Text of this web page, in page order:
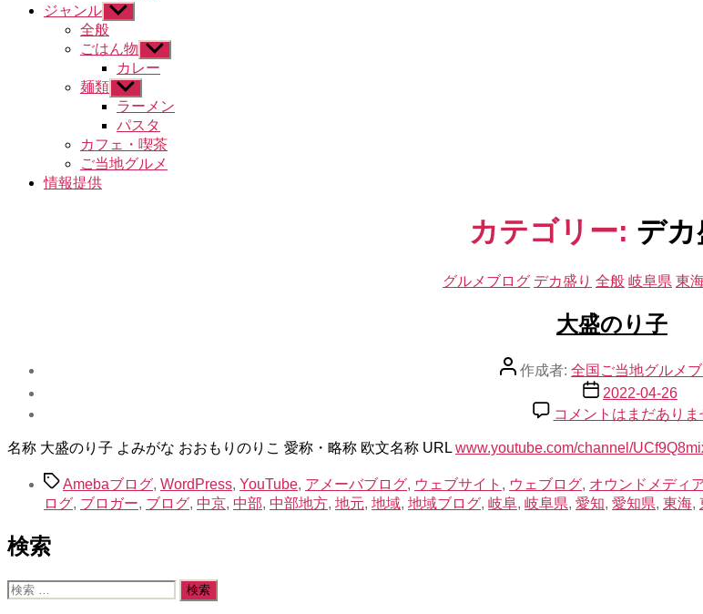
ジャンル サ
ブ
メ
ュ
ー
を
表
示
全般
ごはん物 サ
ブ
ニ
ュ
ー
を
表
カレー
麺類 サ
ブ
メ
ュ
ー
ラーメン
パスタ
カフェ・喫茶
ご当地グルメ
情報提供
カテゴリー: デカ
カ
ゴ
リ
グルメブログ デカ盛り 全般 岐阜県 東
大盛のり子
投 作成者: 全国ご当地グルメ
投
稿
2022-04-26
大
の
子
へ
コメントはまだありま
名称 大盛のり子 よみがな おおもりのりこ 愛称・略称 欧文名称 URL www.youtube.com/channel/
タ
グ
Amebaブログ, WordPress, YouTube, アメーバブログ, ウェブサイト , ウェブログ, オウンドメディ
ログ, ブロガー, ブログ, 中京, 中部, 中部地方, 地元, 地域, 地域ブログ, 岐阜, 岐阜県, 愛知, 愛知県, 東海,
検索
検